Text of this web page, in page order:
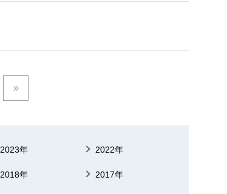
»
2023年 2022年
2018年 2017年